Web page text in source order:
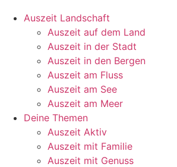
Auszeit Landschaft
Auszeit auf dem Land
Auszeit in der Stadt
Auszeit in den Bergen
Auszeit am Fluss
Auszeit am See
Auszeit am Meer
Deine Themen
Auszeit Aktiv
Auszeit mit Familie
Auszeit mit Genuss